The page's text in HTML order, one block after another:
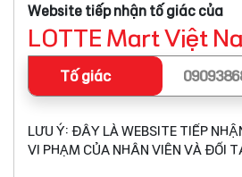
Website tiếp nhận tố giác của
LOTTE Mart Việt
Tố giác
LƯU Ý: ĐÂY LÀ WEBSITE TIẾP
VI PHẠM CỦA NHÂN VIÊN VÀ ĐỐI